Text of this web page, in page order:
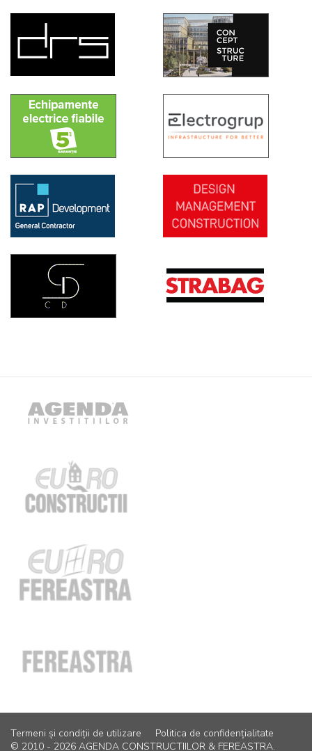
Termeni și condiții de utilizare
Politica de confidențialitate
© 2010 - 2026 AGENDA CONSTRUCTIILOR & FEREASTRA.